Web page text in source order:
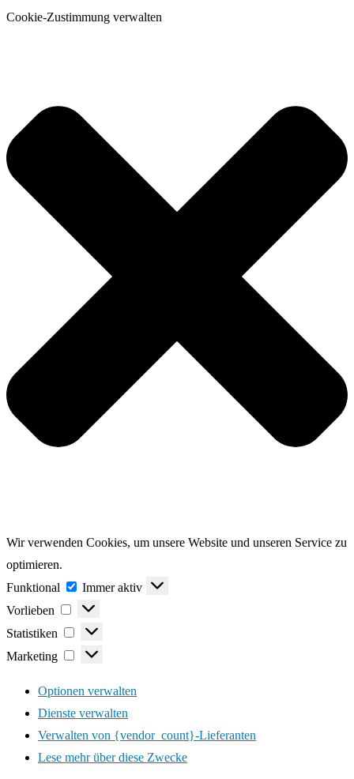
Cookie-Zustimmung verwalten
Wir verwenden Cookies, um unsere Website und unseren Service zu
optimieren.
Funktional
Funktional
Immer aktiv
Vorlieben
Vorlieben
Statistiken
Statistiken
Marketing
Marketing
Optionen verwalten
Dienste verwalten
Verwalten von {vendor_count}-Lieferanten
Lese mehr über diese Zwecke